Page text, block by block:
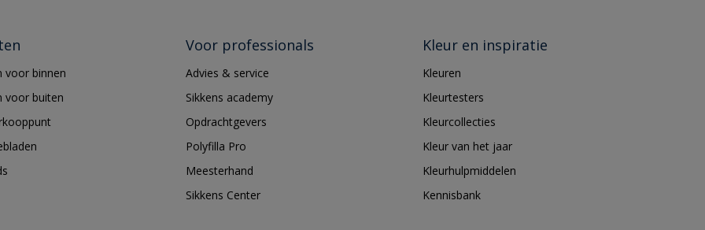
voor binnen
voor buiten
Voor professionals
Advies & service
Sikkens academy
Opdrachtgevers
Polyfilla Pro
Meesterhand
Sikkens Center
Kleur en inspiratie
Kleuren
Kleurtesters
Kleurcollecties
Kleur van het jaar
Kleurhulpmiddelen
Kennisbank